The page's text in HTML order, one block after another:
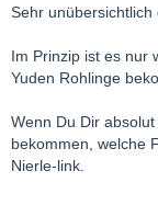
Sehr
Im Prinzip ist es nur
Yuden Rohlinge
Wenn Du Dir
bekommen, welche
Nierle-link.